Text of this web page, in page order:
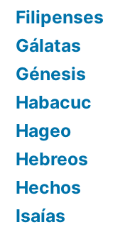
Filipenses
Gálatas
Génesis
Habacuc
Hageo
Hebreos
Hechos
Isaías